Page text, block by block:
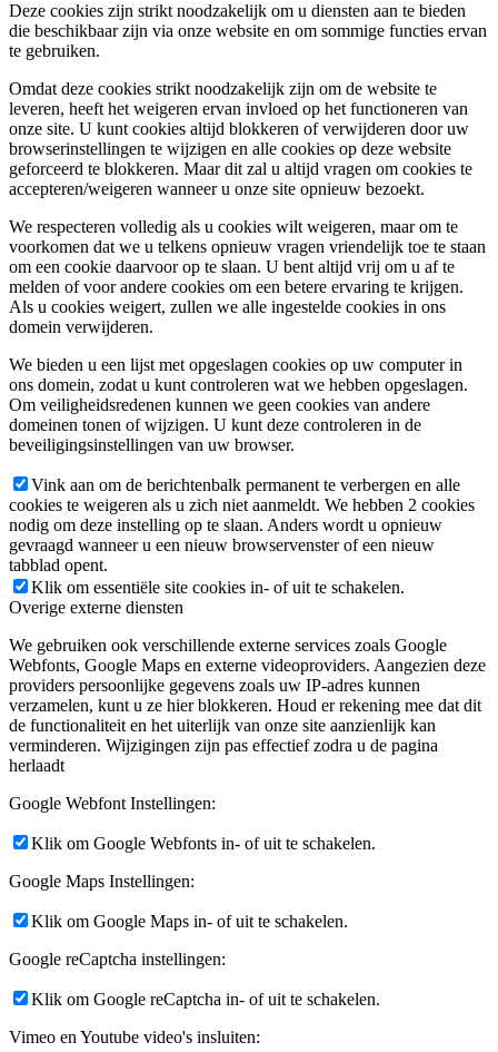
Deze cookies zijn strikt noodzakelijk om u diensten aan te bieden
die beschikbaar zijn via onze website en om sommige functies ervan
te gebruiken.
Omdat deze cookies strikt noodzakelijk zijn om de website te
leveren, heeft het weigeren ervan invloed op het functioneren van
onze site. U kunt cookies altijd blokkeren of verwijderen door uw
browserinstellingen te wijzigen en alle cookies op deze website
geforceerd te blokkeren. Maar dit zal u altijd vragen om cookies te
accepteren/weigeren wanneer u onze site opnieuw bezoekt.
We respecteren volledig als u cookies wilt weigeren, maar om te
voorkomen dat we u telkens opnieuw vragen vriendelijk toe te staan
om een cookie daarvoor op te slaan. U bent altijd vrij om u af te
melden of voor andere cookies om een betere ervaring te krijgen.
Als u cookies weigert, zullen we alle ingestelde cookies in ons
domein verwijderen.
We bieden u een lijst met opgeslagen cookies op uw computer in
ons domein, zodat u kunt controleren wat we hebben opgeslagen.
Om veiligheidsredenen kunnen we geen cookies van andere
domeinen tonen of wijzigen. U kunt deze controleren in de
beveiligingsinstellingen van uw browser.
Vink aan om de berichtenbalk permanent te verbergen en alle
cookies te weigeren als u zich niet aanmeldt. We hebben 2 cookies
nodig om deze instelling op te slaan. Anders wordt u opnieuw
gevraagd wanneer u een nieuw browservenster of een nieuw
tabblad opent.
Klik om essentiële site cookies in- of uit te schakelen.
Overige externe diensten
We gebruiken ook verschillende externe services zoals Google
Webfonts, Google Maps en externe videoproviders. Aangezien deze
providers persoonlijke gegevens zoals uw IP-adres kunnen
verzamelen, kunt u ze hier blokkeren. Houd er rekening mee dat dit
de functionaliteit en het uiterlijk van onze site aanzienlijk kan
verminderen. Wijzigingen zijn pas effectief zodra u de pagina
herlaadt
Google Webfont Instellingen:
Klik om Google Webfonts in- of uit te schakelen.
Google Maps Instellingen:
Klik om Google Maps in- of uit te schakelen.
Google reCaptcha instellingen:
Klik om Google reCaptcha in- of uit te schakelen.
Vimeo en Youtube video's insluiten: